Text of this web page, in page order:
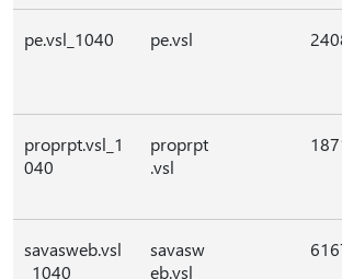
pe.vsl_1040 pe.vsl
proprpt.vsl_1
040
proprpt
.vsl
savasweb.vsl
_1040
savasw
eb.vsl